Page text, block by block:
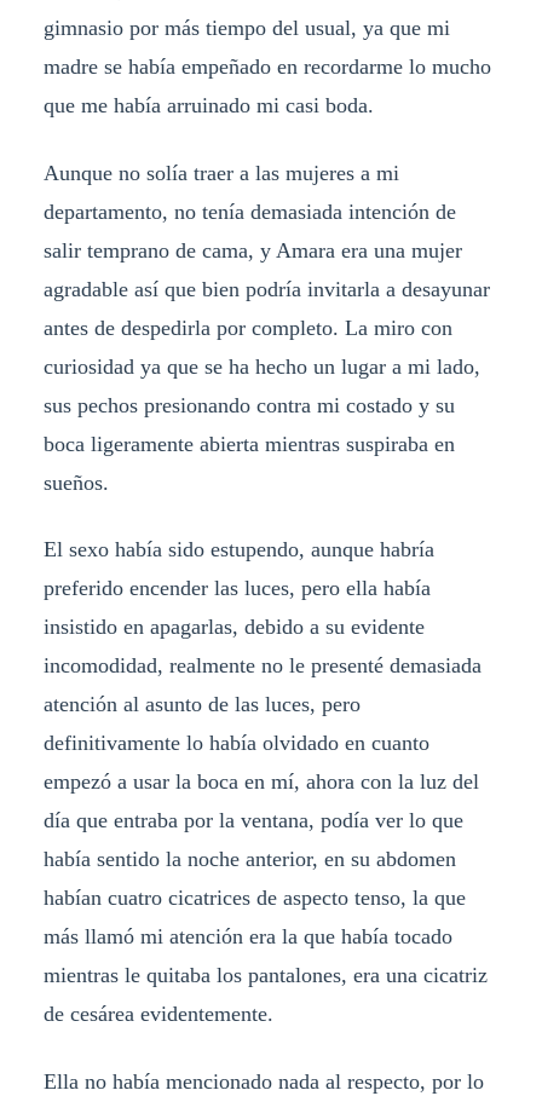
gimnasio por más tiempo del usual, ya que mi
madre se había empeñado en recordarme lo mucho
que me había arruinado mi casi boda.
Aunque no solía traer a las mujeres a mi
departamento, no tenía demasiada intención de
salir temprano de cama, y Amara era una mujer
agradable así que bien podría invitarla a desayunar
antes de despedirla por completo. La miro con
curiosidad ya que se ha hecho un lugar a mi lado,
sus pechos presionando contra mi costado y su
boca ligeramente abierta mientras suspiraba en
sueños.
El sexo había sido estupendo, aunque habría
preferido encender las luces, pero ella había
insistido en apagarlas, debido a su evidente
incomodidad, realmente no le presenté demasiada
atención al asunto de las luces, pero
definitivamente lo había olvidado en cuanto
empezó a usar la boca en mí, ahora con la luz del
día que entraba por la ventana, podía ver lo que
había sentido la noche anterior, en su abdomen
habían cuatro cicatrices de aspecto tenso, la que
más llamó mi atención era la que había tocado
mientras le quitaba los pantalones, era una cicatriz
de cesárea evidentemente.
Ella no había mencionado nada al respecto, por lo